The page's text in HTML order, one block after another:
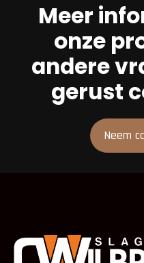
Meer
onze
andere
gerust
Neem